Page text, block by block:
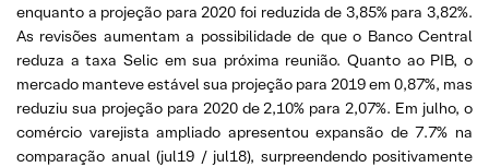
enquanto a projeção para 2020 foi reduzida de 3,85% para 3,82%.
As revisões aumentam a possibilidade de que o Banco Central
reduza a taxa Selic em sua próxima reunião. Quanto ao PIB, o
mercado manteve estável sua projeção para 2019 em 0,87%, mas
reduziu sua projeção para 2020 de 2,10% para 2,07%. Em julho, o
comércio varejista ampliado apresentou expansão de 7.7% na
comparação anual (jul19 / jul18), surpreendendo positivamente